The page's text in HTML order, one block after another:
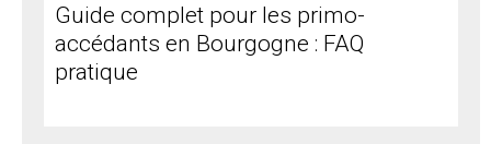
Guide complet pour les primo-
accédants en Bourgogne : FAQ
pratique